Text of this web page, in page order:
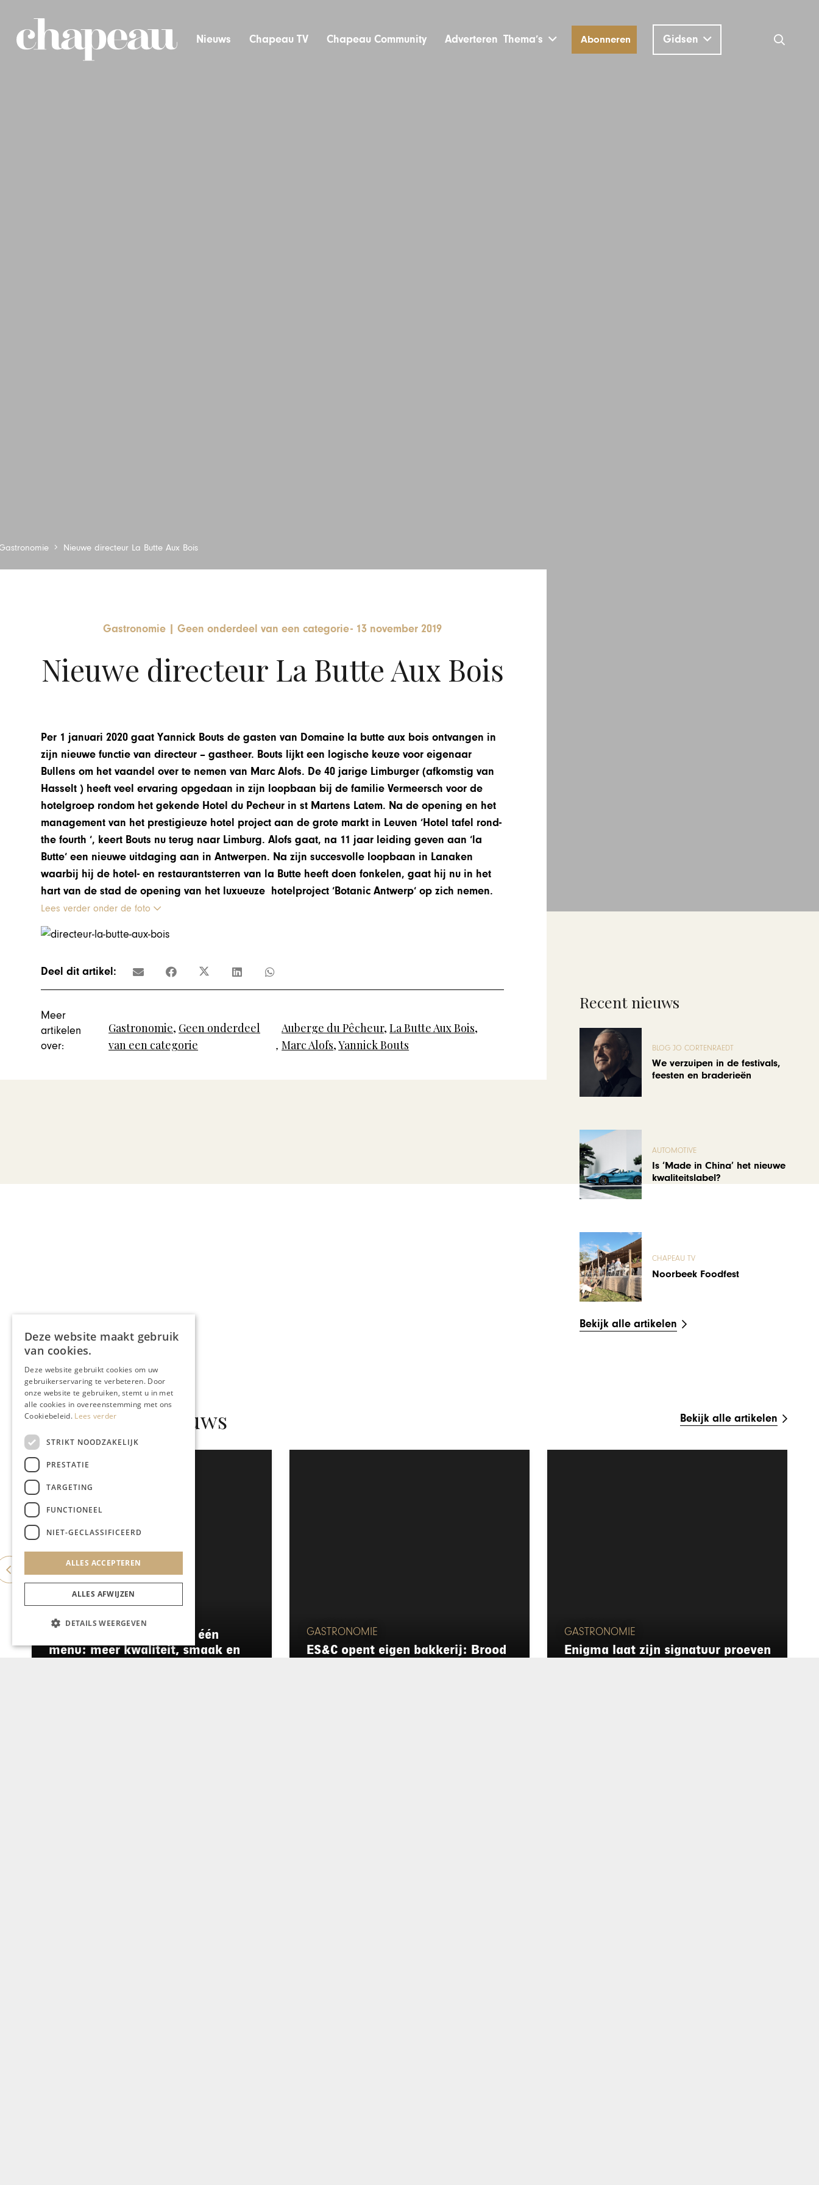
Nieuws Chapeau TV Chapeau Community Adverteren Thema’s Abonneren Gidsen
Nieuwe directeur La Butte Aux Bois
Gastronomie Geen onderdeel van een categorie- 13 november 2019
Nieuwe directeur La Butte Aux Bois
Per 1 januari 2020 gaat Yannick Bouts de gasten van Domaine la butte aux bois ontvangen in
zijn nieuwe functie van directeur – gastheer. Bouts lijkt een logische keuze voor eigenaar
Bullens om het vaandel over te nemen van Marc Alofs. De 40 jarige Limburger (afkomstig van
Hasselt ) heeft veel ervaring opgedaan in zijn loopbaan bij de familie Vermeersch voor de
hotelgroep rondom het gekende Hotel du Pecheur in st Martens Latem. Na de opening en het
management van het prestigieuze hotel project aan de grote markt in Leuven ‘Hotel tafel rond-
the fourth ‘, keert Bouts nu terug naar Limburg. Alofs gaat, na 11 jaar leiding geven aan ‘la
Butte‘ een nieuwe uitdaging aan in Antwerpen. Na zijn succesvolle loopbaan in Lanaken
waarbij hij de hotel- en restaurantsterren van la Butte heeft doen fonkelen, gaat hij nu in het
hart van de stad de opening van het luxueuze hotelproject ‘Botanic Antwerp‘ op zich nemen.
Lees verder onder de foto
Deel dit artikel:
Meer
artikelen
over:
Gastronomie, Geen onderdeel
van een categorie
,
Auberge du Pêcheur,La Butte Aux Bois,
Marc Alofs,Yannick Bouts
Recent nieuws
BLOG JO CORTENRAEDT
We verzuipen in de festivals,
feesten en braderieën
AUTOMOTIVE
Is ‘Made in China’ het nieuwe
kwaliteitslabel?
CHAPEAU TV
Noorbeek Foodfest
Bekijk alle artikelen
Gerelateerd nieuws Bekijk alle artikelen
GASTRONOMIE
Damianz stapt over naar één
menu: meer kwaliteit, smaak en
GASTRONOMIE
ES&C opent eigen bakkerij: Brood
GASTRONOMIE
Enigma laat zijn signatuur proeven
Deze website maakt gebruik
van cookies.
Deze website gebruikt cookies om uw
gebruikerservaring te verbeteren. Door
onze website te gebruiken, stemt u in met
alle cookies in overeenstemming met ons
Cookiebeleid. Lees verder
STRIKT NOODZAKELIJK
PRESTATIE
TARGETING
FUNCTIONEEL
NIET-GECLASSIFICEERD
ALLES ACCEPTEREN
ALLES AFWIJZEN
DETAILS WEERGEVEN